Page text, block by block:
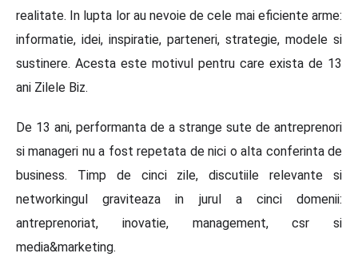
realitate. In lupta lor au nevoie de cele mai eficiente arme:
informatie, idei, inspiratie, parteneri, strategie, modele si
sustinere. Acesta este motivul pentru care exista de 13
ani Zilele Biz.
De 13 ani, performanta de a strange sute de antreprenori
si manageri nu a fost repetata de nici o alta conferinta de
business. Timp de cinci zile, discutiile relevante si
networkingul graviteaza in jurul a cinci domenii:
antreprenoriat, inovatie, management, csr si
media&marketing.